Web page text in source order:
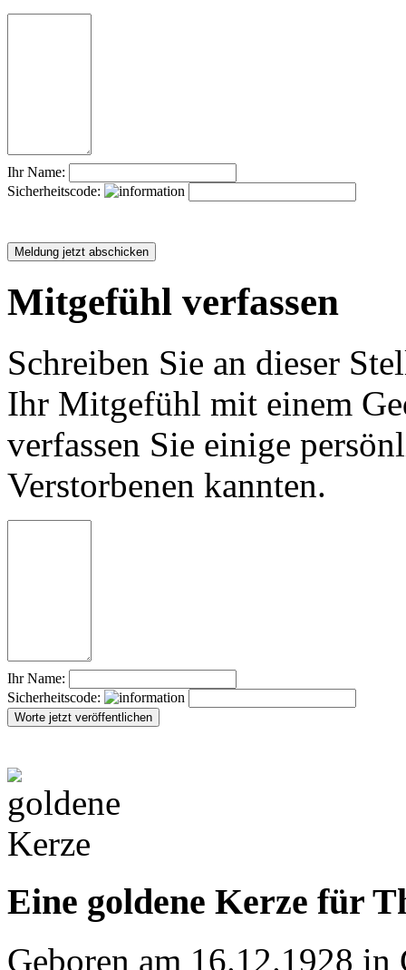
Ihr Name:
Sicherheitscode:
Mitgefühl verfassen
Schreiben Sie an dieser
Ihr Mitgefühl mit einem
verfassen Sie einige
Verstorbenen kannten.
Ihr Name:
Sicherheitscode:
Eine goldene Kerze für
Geboren am 16.12.1928 in